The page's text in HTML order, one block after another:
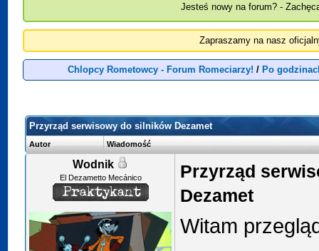
Jesteś nowy na forum? -
Zapraszamy na nasz
Chlopcy Rometowcy - Forum Romeciarzy! / Po
Przyrząd serwisowy do silników Dezamet
Autor Wiadomość
Wodnik
El Dezametto Mecánico
Przyrząd
Dezamet
Witam